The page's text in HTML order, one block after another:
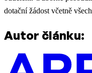
dotační žádost včetně
Autor článku: